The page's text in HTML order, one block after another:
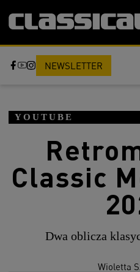
NEWSLETTER
YOUTUBE
Classic
Dwa oblicza
Wioletta